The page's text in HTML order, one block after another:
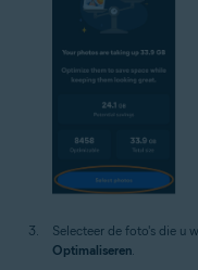
Selecteer de foto's die u
Optimaliseren